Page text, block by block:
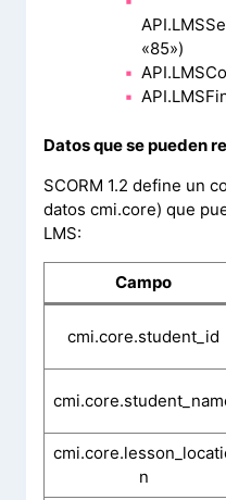
«85»)
Datos que se pueden
SCORM 1.2 define un
datos cmi.core) que
LMS:
Campo
cmi.core.student_id
n